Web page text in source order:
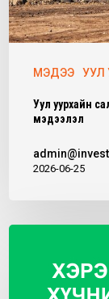
МЭДЭЭ УУЛ
Уул уурхайн
мэдээлэл
2026-06-25